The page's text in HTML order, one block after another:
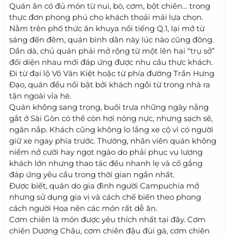
Quán ăn có đủ món từ nui, bò, cơm, bột chiên… trong
thực đơn phong phú cho khách thoải mái lựa chọn.
Nằm trên phố thức ăn khuya nổi tiếng Q.1, lại mở từ
sáng đến đêm, quán bình dân này lúc nào cũng đông.
Dần dà, chủ quán phải mở rộng từ một lên hai “trụ sở”
đối diện nhau mới đáp ứng được nhu cầu thực khách.
Đi từ đại lộ Võ Văn Kiệt hoặc từ phía đường Trần Hưng
Đạo, quán đều nổi bật bởi khách ngồi từ trong nhà ra
tận ngoài vỉa hè.
Quán không sang trọng, buổi trưa những ngày nắng
gắt ở Sài Gòn có thể còn hơi nóng nực, nhưng sạch sẽ,
ngăn nắp. Khách cũng không lo lắng xe cộ vì có người
giữ xe ngay phía trước. Thường, nhân viên quán không
niềm nở cười hay ngọt ngào do phải phục vụ lượng
khách lớn nhưng thao tác đều nhanh lẹ và cố gắng
đáp ứng yêu cầu trong thời gian ngắn nhất.
Được biết, quán do gia đình người Campuchia mở
nhưng sử dụng gia vị và cách chế biến theo phong
cách người Hoa nên các món rất dễ ăn.
Cơm chiên là món được yêu thích nhất tại đây. Cơm
chiên Dương Châu, cơm chiên đậu đùi gà, cơm chiên